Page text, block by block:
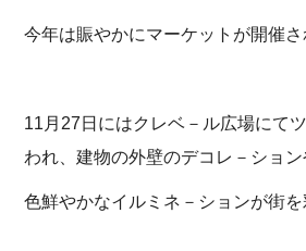
今年は賑やかにマーケットが開催さ
11月27日にはクレベ－ル広場にて
われ、建物の外壁のデコレ－ション
色鮮やかなイルミネ－ションが街を